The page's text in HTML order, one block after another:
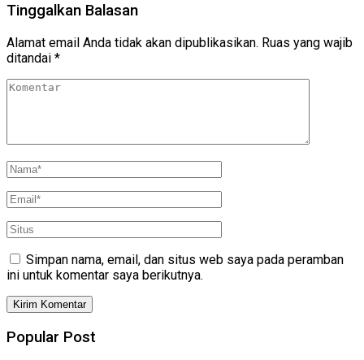
Tinggalkan Balasan
Alamat email Anda tidak akan dipublikasikan. Ruas yang wajib
ditandai *
Simpan nama, email, dan situs web saya pada peramban
ini untuk komentar saya berikutnya.
Popular Post